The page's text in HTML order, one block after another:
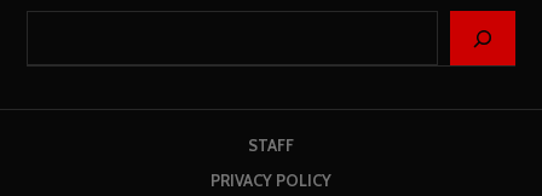
STAFF
PRIVACY POLICY